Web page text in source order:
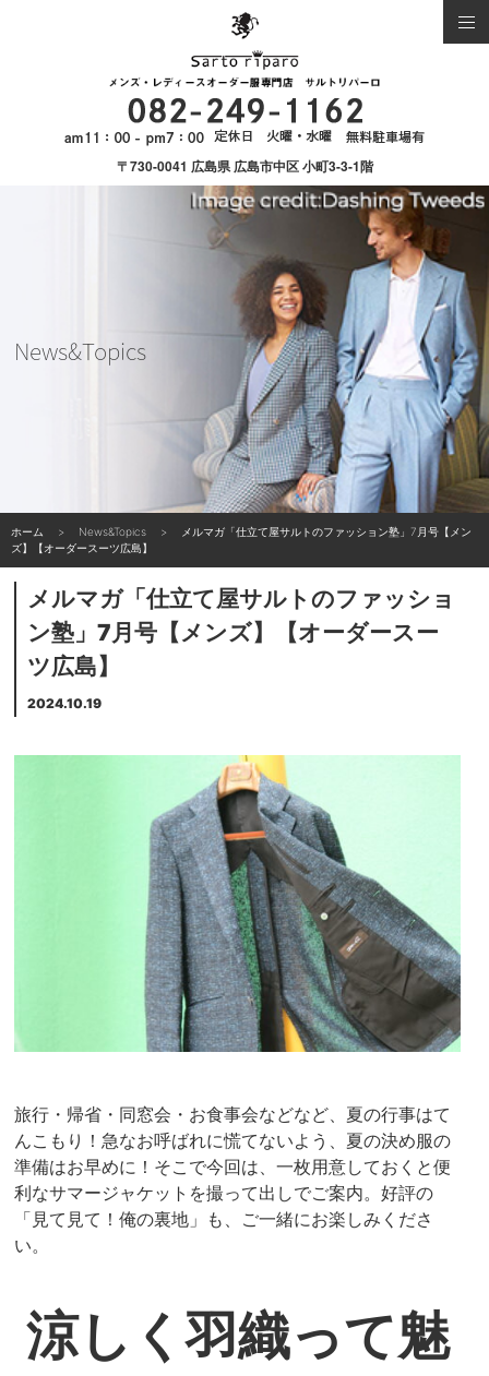
〒730-0041 広島県 広島市中区 小町3-3-1階
News&Topics
ホーム News&Topics
メルマガ「仕立て屋サルトのファッション塾」7月号【メン
ズ】【オーダースーツ広島】
メルマガ「仕立て屋サルトのファッショ
ン塾」7月号【メンズ】【オーダースー
ツ広島】
2024.10.19
旅行・帰省・同窓会・お食事会などなど、夏の行事はて
んこもり！急なお呼ばれに慌てないよう、夏の決め服の
準備はお早めに！そこで今回は、一枚用意しておくと便
利なサマージャケットを撮って出しでご案内。好評の
「見て見て！俺の裏地」も、ご一緒にお楽しみくださ
い。
涼しく羽織って魅